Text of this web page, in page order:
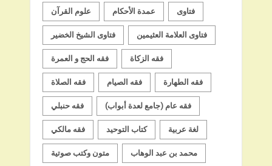
علوم القرآن عمدة الأحكام فتاوى
فتاوى الشيخ الخضير فتاوى العلامة العثيمين
فقه الحج و العمرة فقه الزكاة
فقه الصلاة فقه الصيام فقه الطهارة
فقه حنبلي فقه عام (جامع لعدة أبواب)
فقه مالكي كتاب التوحيد لغة عربية
متون وكتب صوتية محمد بن عبد الوهاب